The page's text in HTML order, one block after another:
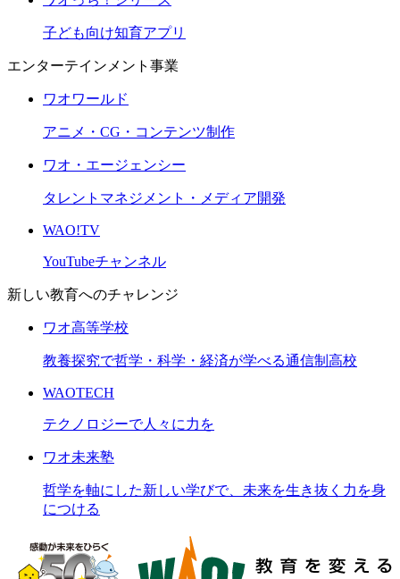
子ども向け知育アプリ
エンターテインメント事業
ワオワールド
アニメ・CG・コンテンツ制作
ワオ・エージェンシー
タレントマネジメント・メディア開発
WAO!TV
YouTubeチャンネル
新しい教育へのチャレンジ
ワオ高等学校
教養探究で哲学・科学・経済が学べる通信制高校
WAOTECH
テクノロジーで人々に力を
ワオ未来塾
哲学を軸にした新しい学びで、未来を生き抜く力を身
につける